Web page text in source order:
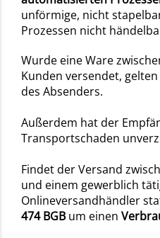
unförmige, nicht
Prozessen nicht
Wurde eine Ware
Kunden versendet,
des Absenders.
Außerdem hat der
Transportschaden
Findet der Versand
und einem gewerblich
Onlineversandhändler
474 BGB um einen